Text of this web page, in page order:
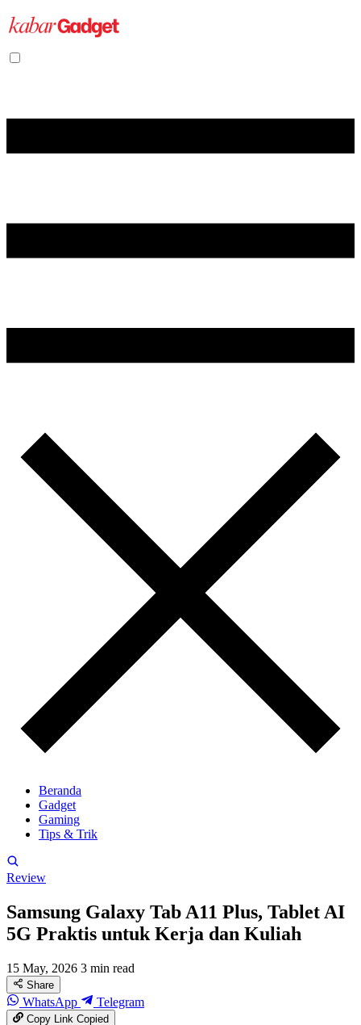
Beranda
Gadget
Gaming
Tips & Trik
Review
Samsung Galaxy Tab A11 Plus, Tablet AI
5G Praktis untuk Kerja dan Kuliah
15 May, 2026 3 min read
Share
WhatsApp Telegram
Copy LinkCopied